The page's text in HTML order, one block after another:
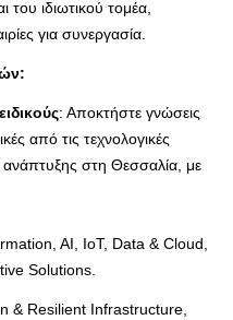
ιδιωτικού τομέα,
για συνεργασία.
: Αποκτήστε γνώσεις
από τις τεχνολογικές
ανάπτυξης στη Θεσσαλία, με
AI, IoT, Data & Cloud,
Solutions.
& Resilient Infrastructure,